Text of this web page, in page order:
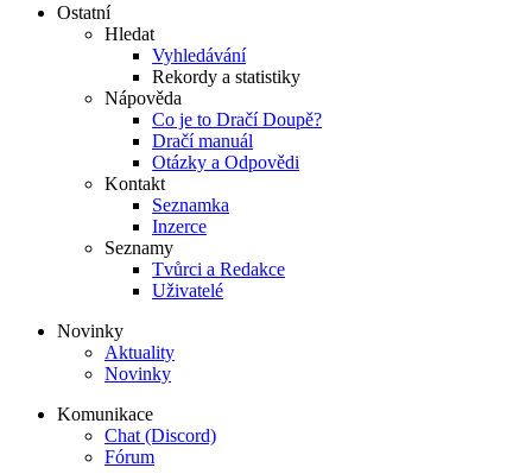
Ostatní
Hledat
Vyhledávání
Rekordy a statistiky
Nápověda
Co je to Dračí Doupě?
Dračí manuál
Otázky a Odpovědi
Kontakt
Seznamka
Inzerce
Seznamy
Tvůrci a Redakce
Uživatelé
Novinky
Aktuality
Novinky
Komunikace
Chat (Discord)
Fórum